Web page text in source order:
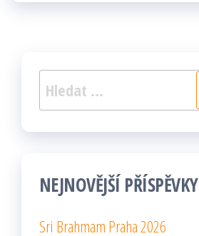
Vyhledávání
NEJNOVĚJŠÍ PŘÍSPĚVKY
Sri Brahmam Praha 2026